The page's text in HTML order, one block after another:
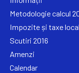
Metodologie calcul
Impozite și taxe
Scutiri 2016
Amenzi
Calendar